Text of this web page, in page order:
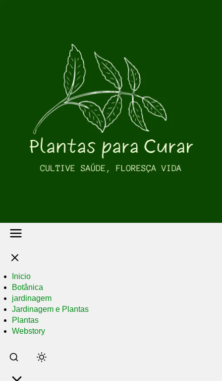
Inicio
Botânica
jardinagem
Jardinagem e Plantas
Plantas
Webstory
Pular